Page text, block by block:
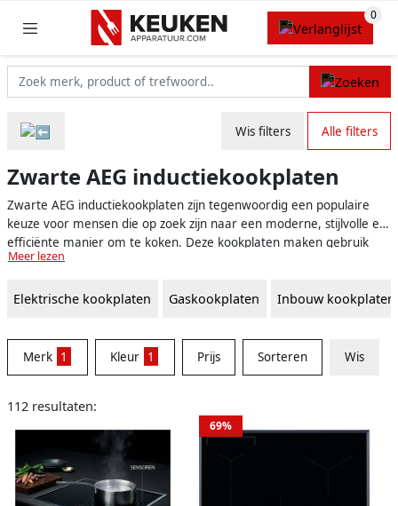
Wis filters Alle filters
Zwarte AEG inductiekookplaten
Zwarte AEG inductiekookplaten zijn tegenwoordig een populaire
keuze voor mensen die op zoek zijn naar een moderne, stijlvolle en
efficiënte manier om te koken. Deze kookplaten maken gebruik
van inductietechnologie, wat betekent dat ze warmte genereren
elektrische verwarmingselementen. Hierdoor zijn ze sneller op
Bovendien straalt de strakke zwarte afwerking elegantie uit en
geeft het een extra vleugje luxe aan uw keuken.
Meer lezen
Elektrische kookplaten Gaskookplaten Inbouw kookplaten
Merk 1 Kleur 1 Prijs Sorteren Wis
112 resultaten:
69%